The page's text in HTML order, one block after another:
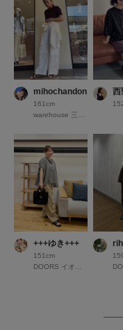
mihochandon
161cm
西
+++ゆき+++
151cm
DOORS イオンモール京都桂川